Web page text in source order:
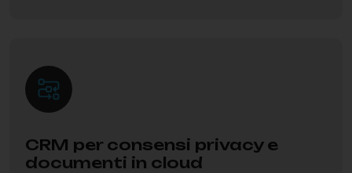
CRM per consensi privacy e
documenti in cloud